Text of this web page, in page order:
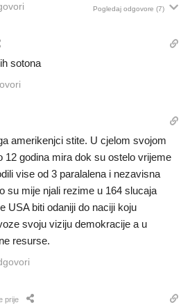
Pogledaj odgovore (7)
sotona
amerikenjci stite. U cjelom svojom
12 godina mira dok su ostelo vrijeme
vise od 3 paralalena i nezavisna
su mije njali rezime u 164 slucaja
USA biti odaniji do naciji koju
svoju viziju demokracije a u
resurse.
prije